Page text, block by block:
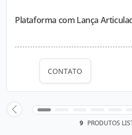
Plataforma com Lança
CONTATO
9 PRODUTOS